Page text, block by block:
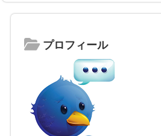
プロフィール